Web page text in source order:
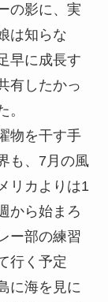
の影に、実
は知らな
早に成長す
有したかっ
。
物を干す手
も、7月の風
リカよりは1
から始まろ
ー部の練習
行く予定
に海を見に